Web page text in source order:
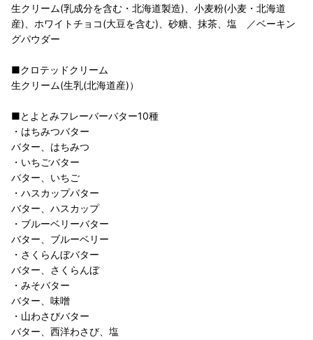
生クリーム(乳成分を含む・北海道製造)、小麦粉(小麦・北海道
産)、ホワイトチョコ(大豆を含む)、砂糖、抹茶、塩 ／ベーキン
グパウダー
■クロテッドクリーム
生クリーム(生乳(北海道産)）
■とよとみフレーバーバター10種
・はちみつバター
バター、はちみつ
・いちごバター
バター、いちご
・ハスカップバター
バター、ハスカップ
・ブルーベリーバター
バター、ブルーベリー
・さくらんぼバター
バター、さくらんぼ
・みそバター
バター、味噌
・山わさびバター
バター、西洋わさび、塩